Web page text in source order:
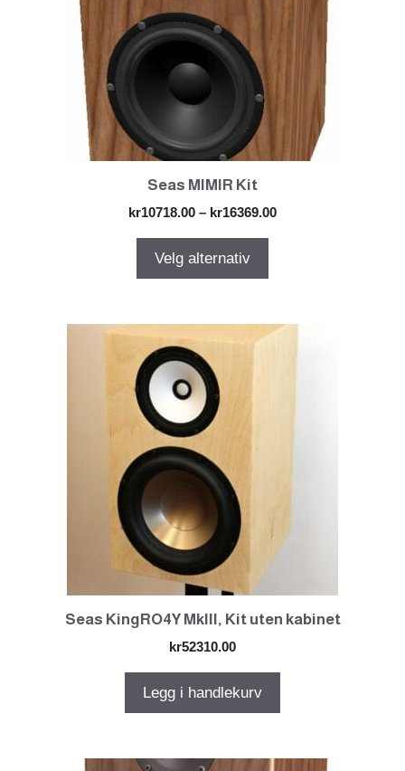
Seas MIMIR Kit
kr10718.00 – kr16369.00Prisområde:
Velg alternativ
Alternativene
produktsiden
Seas KingRO4Y MkIIl, Kit uten kabinet
kr52310.00
Legg i handlekurv